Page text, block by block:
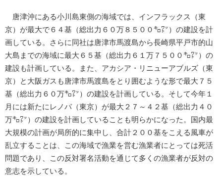
唐津沖にある小川島東側の海域では、インフラックス（東
京）が最大で６４基（総出力６０万８５００㌔㍗）の建設を計
画している。さらに同社は唐津市馬渡島から長崎県平戸市的山
大島までの海域に最大６５基（総出力６１万７５００㌔㍗）の
建設も計画している。また、アカシア・リニューアブルズ（東
京）と大阪ガスも唐津市馬渡島をとり囲むような形で最大７５
基（総出力６０万㌔㍗）の建設を計画している。そして今年１
月には新たにレノバ（東京）が最大２７～４２基（総出力４０
万㌔㍗）の建設を計画していることも明らかになった。国内最
大規模の計画が局所的に集中し、合計２００基をこえる風車が
乱立することは、この海域で漁業を営む漁業者にとっては死活
問題であり、この反対署名活動を通じて多くの漁業者が反対の
意志を示している。